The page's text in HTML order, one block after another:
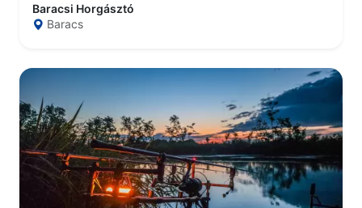
Baracsi Horgásztó
Baracs